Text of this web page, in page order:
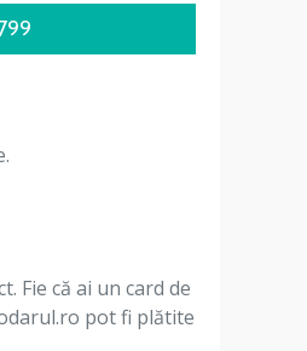
Fie că ai un card de
pot fi plătite